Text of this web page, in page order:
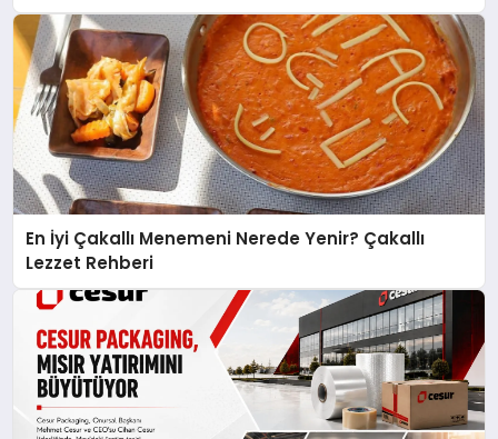
En İyi Çakallı Menemeni Nerede Yenir? Çakallı
Lezzet Rehberi